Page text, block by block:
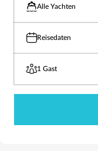
Alle Yachten
Reisedaten
1 Gast